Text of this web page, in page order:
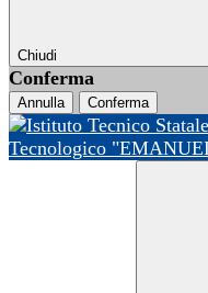
Chiudi
Conferma
Annulla Conferma